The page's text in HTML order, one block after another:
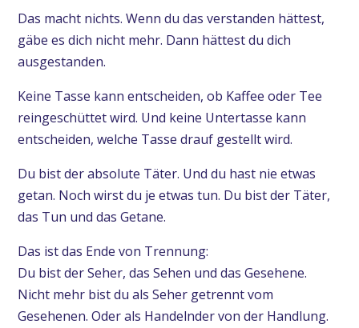
Das macht nichts. Wenn du das verstanden hättest,
gäbe es dich nicht mehr. Dann hättest du dich
ausgestanden.
Keine Tasse kann entscheiden, ob Kaffee oder Tee
reingeschüttet wird. Und keine Untertasse kann
entscheiden, welche Tasse drauf gestellt wird.
Du bist der absolute Täter. Und du hast nie etwas
getan. Noch wirst du je etwas tun. Du bist der Täter,
das Tun und das Getane.
Das ist das Ende von Trennung:
Du bist der Seher, das Sehen und das Gesehene.
Nicht mehr bist du als Seher getrennt vom
Gesehenen. Oder als Handelnder von der Handlung.